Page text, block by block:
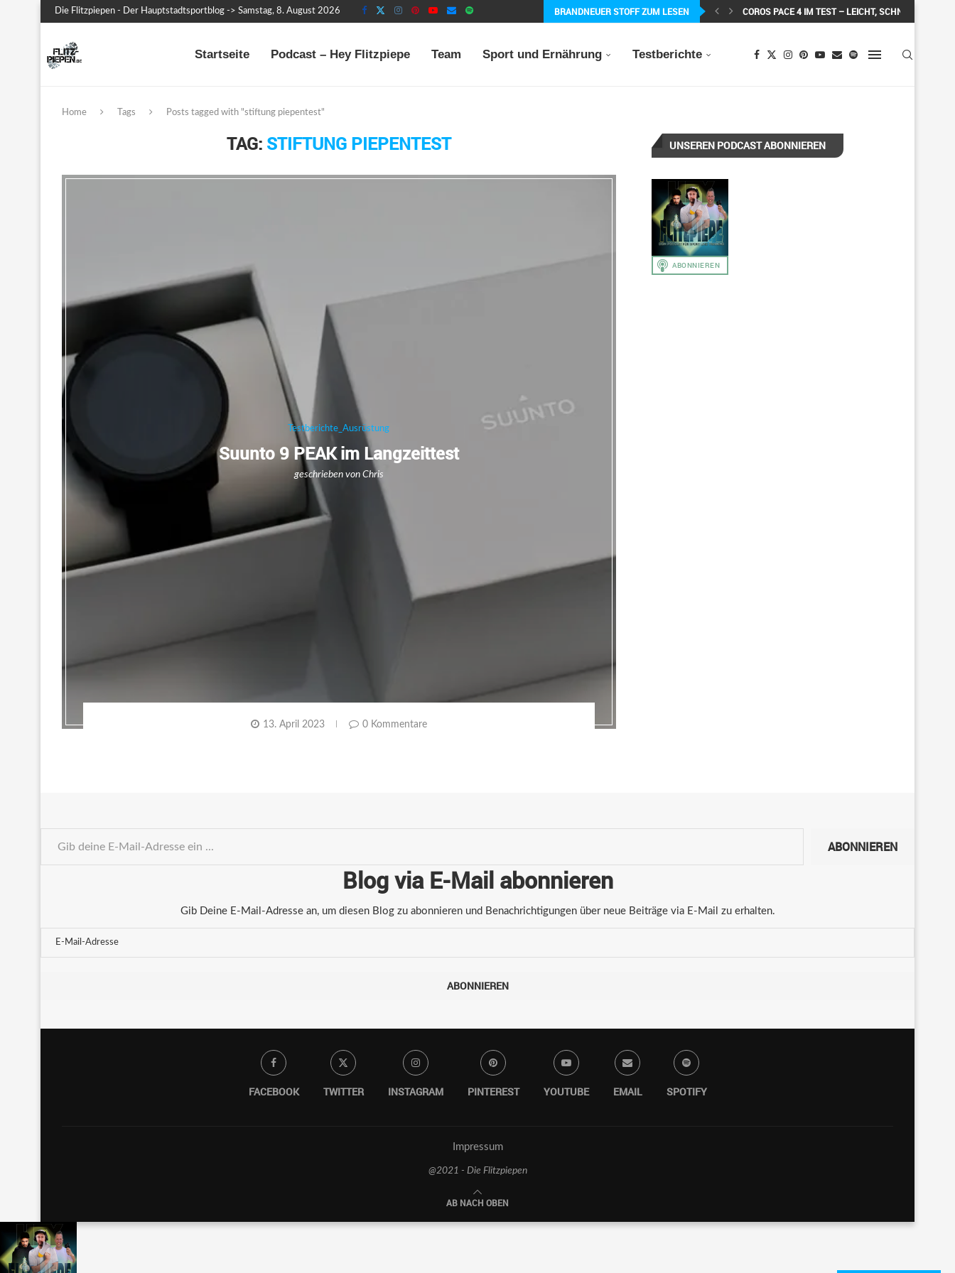
Die Flitzpiepen - Der Hauptstadtsportblog -> Samstag, 8. August 2026 BRANDNEUER STOFF ZUM LESEN COROS PACE 4 IM TEST – LEICHT, SCHNELL...
Startseite Podcast – Hey Flitzpiepe Team Sport und Ernährung Testberichte
Home Tags Posts tagged with "stiftung piepentest"
TAG: STIFTUNG PIEPENTEST
Testberichte_Ausrüstung
Suunto 9 PEAK im Langzeittest
geschrieben von Chris
13. April 2023 0 Kommentare
UNSEREN PODCAST ABONNIEREN
ABONNIEREN
Blog via E-Mail abonnieren
Gib Deine E-Mail-Adresse an, um diesen Blog zu abonnieren und Benachrichtigungen über neue Beiträge via E-Mail zu erhalten.
ABONNIEREN
FACEBOOK TWITTER INSTAGRAM PINTEREST YOUTUBE EMAIL SPOTIFY
Impressum
@2021 - Die Flitzpiepen
AB NACH OBEN